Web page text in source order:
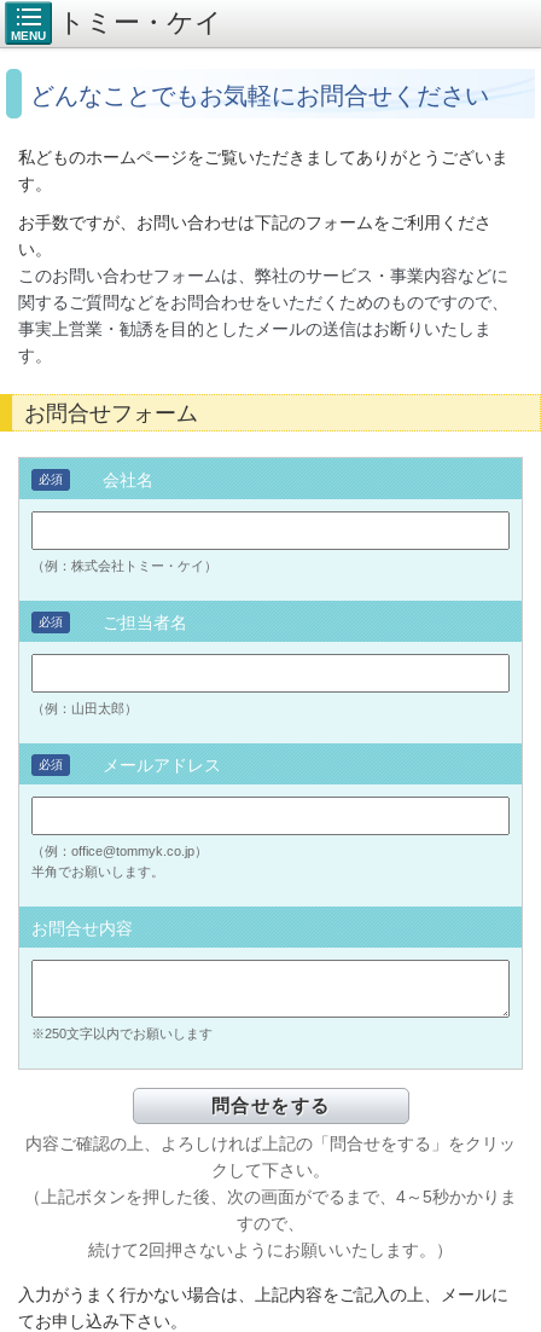
MENU トミー・ケイ
どんなことでもお気軽にお問合せください
私どものホームページをご覧いただきましてありがとうございま
す。
お手数ですが、お問い合わせは下記のフォームをご利用くださ
い。
このお問い合わせフォームは、弊社のサービス・事業内容などに
関するご質問などをお問合わせをいただくためのものですので、
事実上営業・勧誘を目的とした メールの送信はお断りいたしま
す。
お問合せフォーム
会社名
必須
（例：株式会社トミー・ケイ）
ご担当者名
必須
（例：山田太郎）
メールアドレス
必須
（例：office@tommyk.co.jp）
半角でお願いします。
お問合せ内容
※250文字以内でお願いします
内容ご確認の上、よろしければ上記の「問合せをする」をクリッ
クして下さい。
（上記ボタンを押した後、次の画面がでるまで、4～5秒かかりま
すので、
続けて2回押さないようにお願いいたします。）
入力がうまく行かない場合は、上記内容をご記入の上、メールに
てお申し込み下さい。